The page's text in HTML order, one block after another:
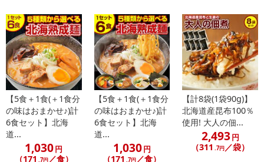
・賞味期限：製造日より180日
・原産国（最終加工地）：日本
・原材料/材質/素材：エイヒレ（ベトナム産）、砂糖、食塩、ソル
ビトール、調味料(アミノ酸)
注意事項
【賞味・消費期限のある商品について】
商品到着時点でのお日持ち期間は、配送日数などにより異なります
のでご了承ください。
【5食＋1食(＋1食分
の味はおまかせ♪)計
6食セット】北海
道...
1,030円
（171 .7円／食）
【5食＋1食(＋1食分
の味はおまかせ♪)計
6食セット】北海
道...
1,030円
（171 .7円／食）
【計8袋(1袋90g)】
北海道産昆布100％
使用! 大人の佃...
2,493円
（311 .7円／袋）